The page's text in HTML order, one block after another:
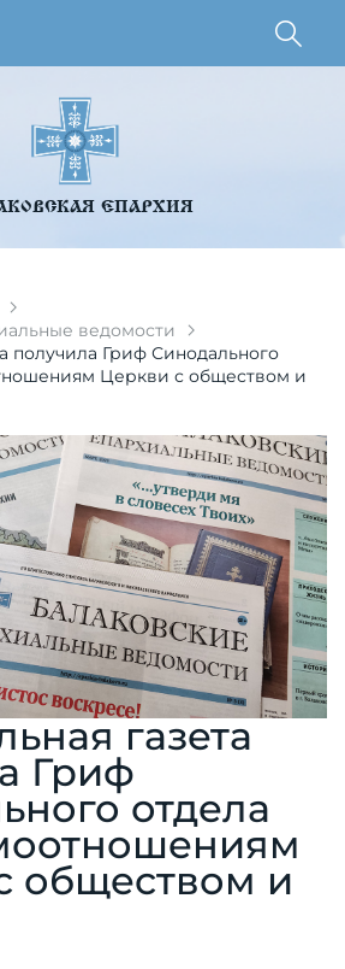
ЕПАРХИЯ
ведомости
получила Гриф Синодального
Церкви с обществом и
газета
Гриф
отдела
обществом и